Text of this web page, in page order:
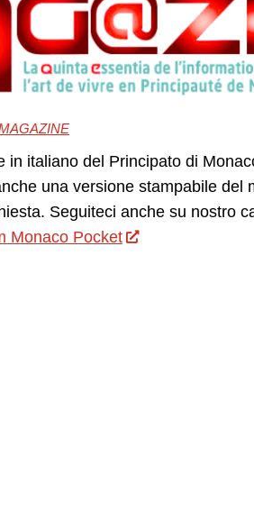
italiano del Principato di
una versione stampabile del
Seguiteci anche su nostro
Monaco Pocket